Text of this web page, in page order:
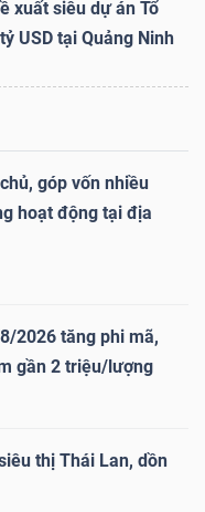
xuất siêu dự án Tổ
USD tại Quảng Ninh
góp vốn nhiều
hoạt động tại địa
2026 tăng phi mã,
gần 2 triệu/lượng
thị Thái Lan, dồn